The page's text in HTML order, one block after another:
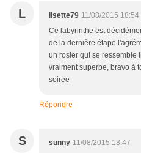
L lisette79 11/08/2015 18:54
Ce labyrinthe est
de la dernière étape
un rosier qui se ressemble
vraiment superbe, bravo à
soirée
Répondre
S sunny 11/08/2015 18:47